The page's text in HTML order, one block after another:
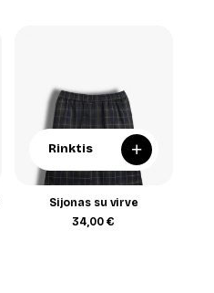
Rinktis +
Sijonas su virve
34,00€